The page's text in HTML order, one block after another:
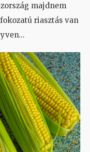
majdnem
riasztás van
...